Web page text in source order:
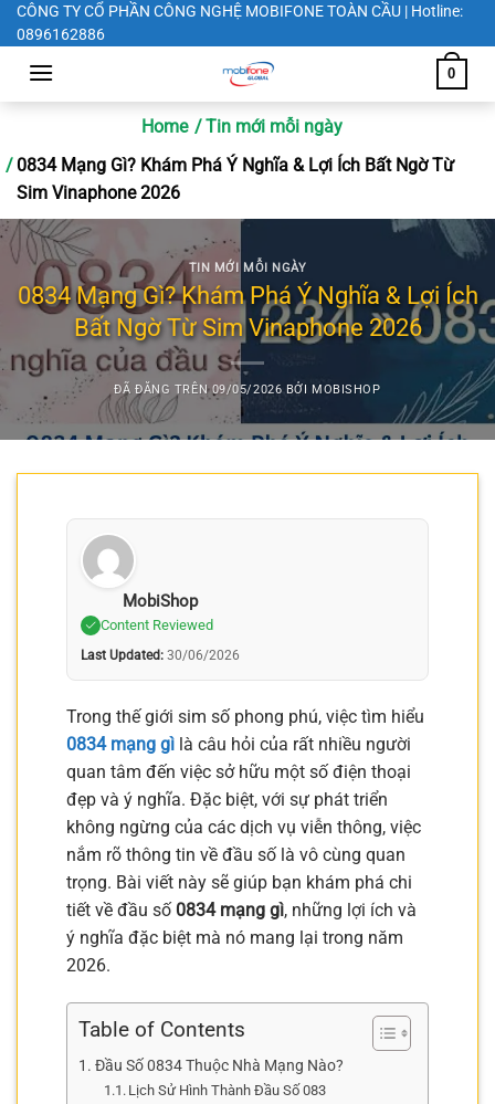
Chuyển
đến
CÔNG TY CỔ PHẦN CÔNG NGHỆ MOBIFONE TOÀN CẦU | Hotline:
0896162886
0
Home
Tin mới mỗi ngày
0834 Mạng Gì? Khám Phá Ý Nghĩa & Lợi Ích Bất Ngờ Từ
Sim Vinaphone 2026
TIN MỚI MỖI NGÀY
0834 Mạng Gì? Khám Phá Ý Nghĩa & Lợi Ích
Bất Ngờ Từ Sim Vinaphone 2026
ĐÃ ĐĂNG TRÊN09/05/2026 BỞI MOBISHOP
MobiShop
Content Reviewed
Last Updated: 30/06/2026
Trong thế giới sim số phong phú, việc tìm hiểu
0834 mạng gì là câu hỏi của rất nhiều người
quan tâm đến việc sở hữu một số điện thoại
đẹp và ý nghĩa. Đặc biệt, với sự phát triển
không ngừng của các dịch vụ viễn thông, việc
nắm rõ thông tin về đầu số là vô cùng quan
trọng. Bài viết này sẽ giúp bạn khám phá chi
tiết về đầu số 0834 mạng gì, những lợi ích và
ý nghĩa đặc biệt mà nó mang lại trong năm
2026.
Table of Contents
Đầu Số 0834 Thuộc Nhà Mạng Nào?
Lịch Sử Hình Thành Đầu Số 083